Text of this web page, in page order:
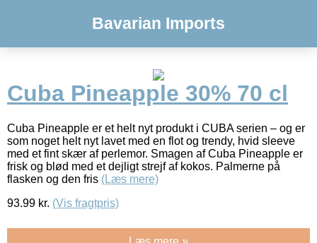
Bavarian Imports
Cuba Pineapple 30% 70 cl
Cuba Pineapple er et helt nyt produkt i CUBA serien – og er
som noget helt nyt lavet med en flot og trendy, hvid sleeve
med et fint skær af perlemor. Smagen af Cuba Pineapple er
frisk og blød med et dejligt strejf af kokos. Palmerne på
flasken og den fris (Læs mere)
93.99 kr. (Vis fragtpris)